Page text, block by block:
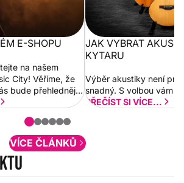
E-SHOPU
na našem
City! Věříme, že
bude přehlednější
budeme přidávat
JAK VYBRAT
KYTARU
Výběr akustiky není pro
snadný. S volbou vám
PŘEČÍST SI VÍCE...
VÍCE ČLÁNKŮ